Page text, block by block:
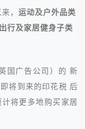
， 运动及户外品类
行及家居健身子类
国广告公司）的 新
将到来的印花税 后
将更多地购买家居